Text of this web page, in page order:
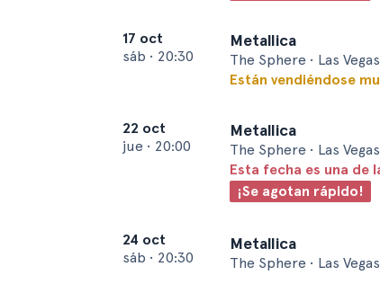
17 oct
sáb • 20:30
Metallica
The Sphere • Las Vegas
Están vendiéndose
22 oct
jue • 20:00
Metallica
The Sphere • Las Vegas
Esta fecha es una de
¡Se agotan rápido!
24 oct
sáb • 20:30
Metallica
The Sphere • Las Vegas